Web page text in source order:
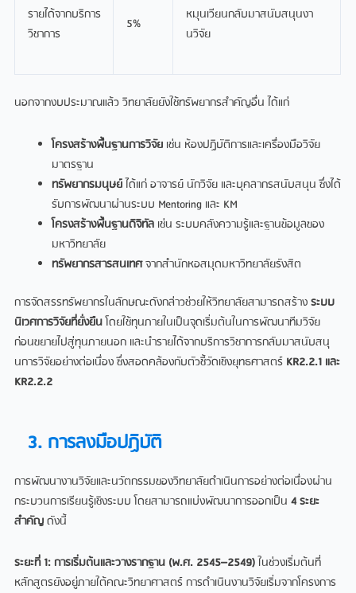
รายได้จากบริการ
วิชาการ
5%
หมุนเวียนกลับมาสนับสนุนงา
นวิจัย
นอกจากงบประมาณแล้ว วิทยาลัยยังใช้ทรัพยากรสำคัญอื่น ได้แก่
โครงสร้างพื้นฐานการวิจัยเช่น ห้องปฏิบัติการและเครื่องมือวิจัย
มาตรฐาน
ทรัพยากรมนุษย์ได้แก่ อาจารย์ นักวิจัย และบุคลากรสนับสนุน ซึ่งได้
รับการพัฒนาผ่านระบบ Mentoring และ KM
โครงสร้างพื้นฐานดิจิทัลเช่น ระบบคลังความรู้และฐานข้อมูลของ
มหาวิทยาลัย
ทรัพยากรสารสนเทศจากสำนักหอสมุดมหาวิทยาลัยรังสิต
การจัดสรรทรัพยากรในลักษณะดังกล่าวช่วยให้วิทยาลัยสามารถสร้างระบบ
นิเวศการวิจัยที่ยั่งยืนโดยใช้ทุนภายในเป็นจุดเริ่มต้นในการพัฒนาทีมวิจัย
ก่อนขยายไปสู่ทุนภายนอก และนำรายได้จากบริการวิชาการกลับมาสนับสนุ
นการวิจัยอย่างต่อเนื่อง ซึ่งสอดคล้องกับตัวชี้วัดเชิงยุทธศาสตร์ KR2.2.1 และ
KR2.2.2
3. การลงมือปฏิบัติ
การพัฒนางานวิจัยและนวัตกรรมของวิทยาลัยดำเนินการอย่างต่อเนื่องผ่าน
กระบวนการเรียนรู้เชิงระบบ โดยสามารถแบ่งพัฒนาการออกเป็น4 ระยะ
สำคัญดังนี้
ระยะที่1: การเริ่มต้นและวางรากฐาน (พ.ศ. 2545–2549)ในช่วงเริ่มต้นที่
หลักสูตรยังอยู่ภายใต้คณะวิทยาศาสตร์ การดำเนินงานวิจัยเริ่มจากโครงการ